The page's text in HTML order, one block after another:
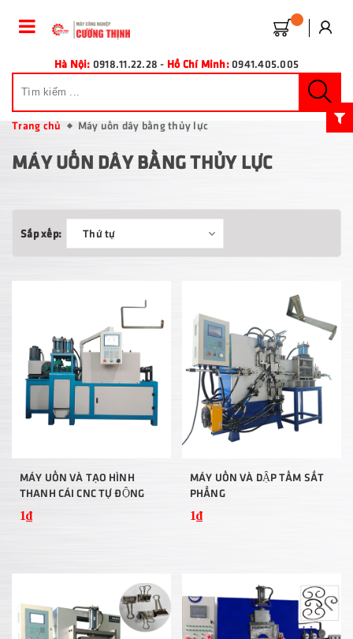
Hà Nội: 0918.11.22.28 - Hồ Chí Minh: 0941.405.005
Trang chủ Máy uốn dây bằng thủy lực
MÁY UỐN DÂY BẰNG THỦY LỰC
Sắp xếp: Thứ tự
MÁY UỐN VÀ TẠO HÌNH
THANH CÁI CNC TỰ ĐỘNG
1₫
MÁY UỐN VÀ DẬP TẤM SẮT
PHẲNG
1₫